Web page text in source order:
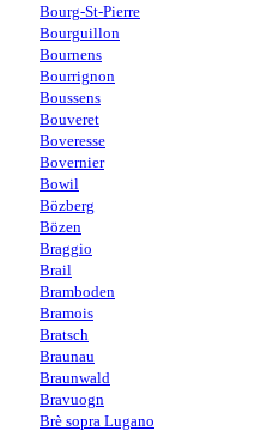
Bourg-St-Pierre
Bourguillon
Bournens
Bourrignon
Boussens
Bouveret
Boveresse
Bovernier
Bowil
Bözberg
Bözen
Braggio
Brail
Bramboden
Bramois
Bratsch
Braunau
Braunwald
Bravuogn
Brè sopra Lugano